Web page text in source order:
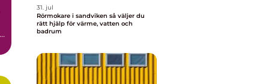
31. jul
Rörmokare i sandviken så väljer du
rätt hjälp för värme, vatten och
badrum